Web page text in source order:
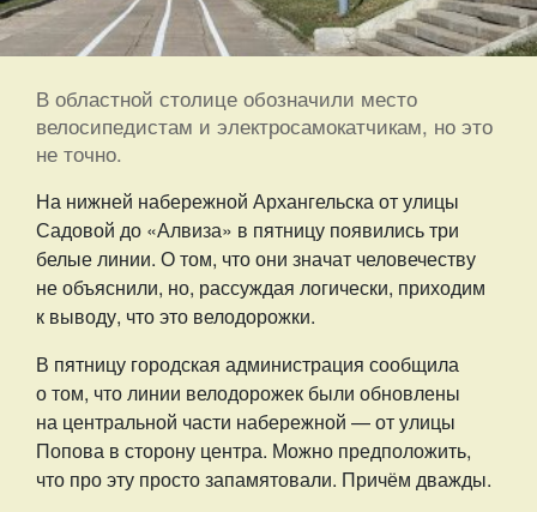
В областной столице обозначили место
велосипедистам и электросамокатчикам, но это
не точно.
На нижней набережной Архангельска от улицы
Садовой до «Алвиза» в пятницу появились три
белые линии. О том, что они значат человечеству
не объяснили, но, рассуждая логически, приходим
к выводу, что это велодорожки.
В пятницу городская администрация сообщила
о том, что линии велодорожек были обновлены
на центральной части набережной — от улицы
Попова в сторону центра. Можно предположить,
что про эту просто запамятовали. Причём дважды.